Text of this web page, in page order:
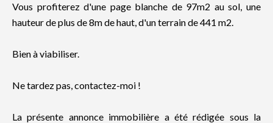
Vous profiterez d'une page blanche de 97m2 au sol, une
hauteur de plus de 8m de haut, d'un terrain de 441 m2.
Bien à viabiliser.
Ne tardez pas, contactez-moi !
La présente annonce immobilière a été rédigée sous la